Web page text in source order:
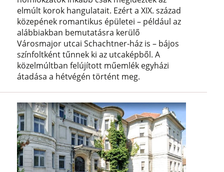
elmúlt korok hangulatait. Ezért a XIX. század
közepének romantikus épületei – például az
alábbiakban bemutatásra kerülő
Városmajor utcai Schachtner-ház is – bájos
színfoltként tűnnek ki az utcaképből. A
közelmúltban felújított műemlék egyházi
átadása a hétvégén történt meg.